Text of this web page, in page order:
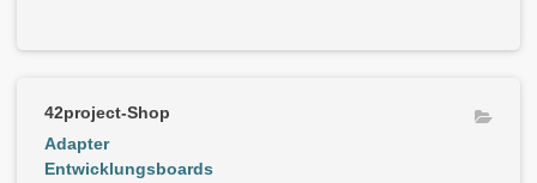
42project-Shop
Adapter
Entwicklungsboards